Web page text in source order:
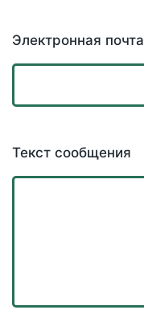
Электронная почта
Текст сообщения